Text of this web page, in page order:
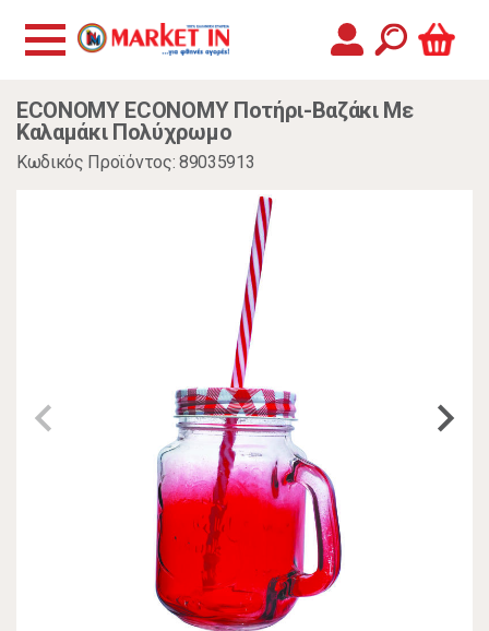
ECONOMY ECONOMY Ποτήρι-Βαζάκι Με
Καλαμάκι Πολύχρωμο
Κωδικός Προϊόντος: 89035913